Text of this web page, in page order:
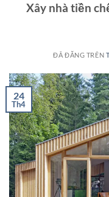
Xây nhà tiền
ĐÃ ĐĂNG TRÊN
24
Th4